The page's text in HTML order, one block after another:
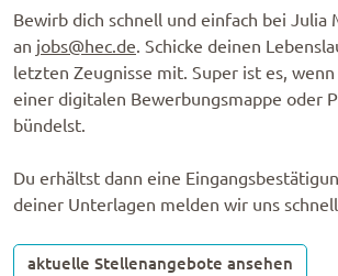
Bewirb dich schnell und einfach bei Julia
an jobs@hec.de. Schicke deinen
letzten Zeugnisse mit. Super ist es,
einer digitalen Bewerbungsmappe oder
bündelst.
Du erhältst dann eine
deiner Unterlagen melden wir uns
aktuelle Stellenangebote ansehen